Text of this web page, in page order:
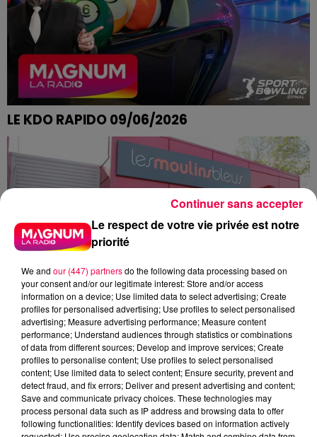
LE KDO RAPIDO 09/06/2026
VÉRONIQUE D'EPINAL REMPORTE SES PARTIES DE
BOWLING CHEZ SPORT BOWLING A EPINAL
Le respect de votre vie privée est notre
priorité
We and our (447) partnersdo the following data processing based on
your consent and/or our legitimate interest: Store and/or access
information on a device; Use limited data to select advertising; Create
profiles for personalised advertising; Use profiles to select personalised
advertising; Measure advertising performance; Measure content
performance; Understand audiences through statistics or combinations
of data from different sources; Develop and improve services; Create
profiles to personalise content; Use profiles to select personalised
content; Use limited data to select content; Ensure security, prevent and
detect fraud, and fix errors; Deliver and present advertising and content;
Save and communicate privacy choices. These technologies may
process personal data such as IP address and browsing data to offer
following functionalities: Identify devices based on information actively
Continuer sans accepter